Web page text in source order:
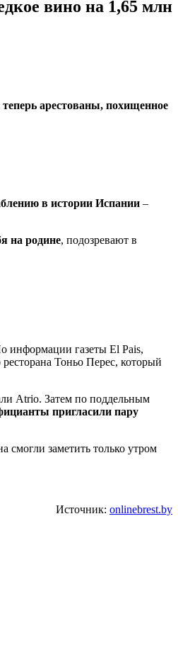
вино на 1,65 млн
арестованы, похищенное
в истории Испании –
на родине, подозревают в
информации газеты El Pais,
Тоньо Перес, который
Atrio. Затем по поддельным
пригласили пару
смогли заметить только утром
Источник: onlinebrest.by